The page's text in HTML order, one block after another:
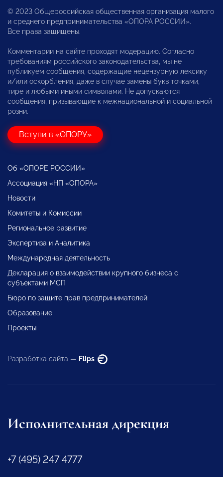
© 2023 Общероссийская общественная организация малого
и среднего предпринимательства «ОПОРА РОССИИ».
Все права защищены.
Комментарии на сайте проходят модерацию. Согласно
требованиям российского законодательства, мы не
публикуем сообщения, содержащие нецензурную лексику
и/или оскорбления, даже в случае замены букв точками,
тире и любыми иными символами. Не допускаются
сообщения, призывающие к межнациональной и социальной
розни.
Вступи в «ОПОРУ»
Об «ОПОРЕ РОССИИ»
Ассоциация «НП «ОПОРА»
Новости
Комитеты и Комиссии
Региональное развитие
Экспертиза и Аналитика
Международная деятельность
Декларация о взаимодействии крупного бизнеса с
субъектами МСП
Бюро по защите прав предпринимателей
Образование
Проекты
Разработка сайта — Flips
Исполнительная дирекция
+7 (495) 247 4777